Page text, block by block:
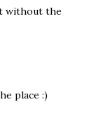
without the
place :)